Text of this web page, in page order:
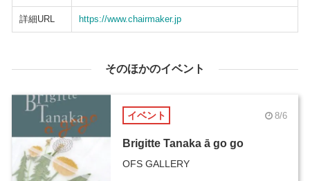
詳細URL https://www.chairmaker.jp
そのほかのイベント
イベント 8/6
Brigitte Tanaka ā go go
OFS GALLERY